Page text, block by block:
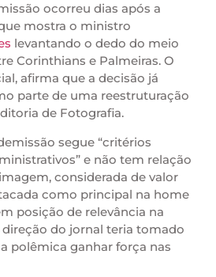
ocorreu dias após a
mostra o ministro
levantando o dedo do meio
Corinthians e Palmeiras. O
afirma que a decisão já
parte de uma reestruturação
de Fotografia.
segue “critérios
e não tem relação
considerada de valor
como principal na home
posição de relevância na
do jornal teria tomado
polêmica ganhar força nas